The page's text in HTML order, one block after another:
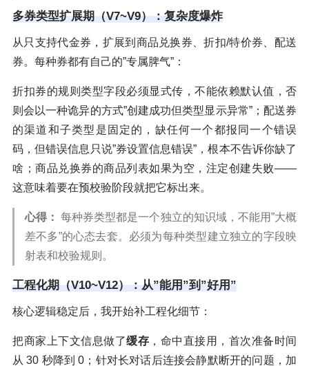
多券类型扩展期（V7~V9）：复杂度爆炸
从只支持代金券，扩展到商品兑换券、折扣/特价券、配送
券。每种券都有自己的”专属脾气”：
折扣券的规则类型字段必须显式传，不能依赖默认值，否
则会以一种诡异的方式”创建成功但类型显示异常”；配送券
的渠道和子类型是固定的，缺任何一个都报同一个错误
码，但错误信息只说”券设置信息错误”，根本不告诉你缺了
啥；商品兑换券的商品列表如果为空，注定创建失败——
这意味着要在预校验阶段就把它标出来。
心得： 每种券类型都是一个独立的知识域，不能用”大概
差不多”的心态去套。必须为每种类型建立独立的字段映
射表和校验规则。
工程化期（V10~V12）：从”能用”到”好用”
核心逻辑稳定后，我开始补工程化细节：
把商家上下文信息做了缓存 ，命中直接用，首次准备时间
从 30 秒降到 0；针对长对话后连接会静默断开的问题，加